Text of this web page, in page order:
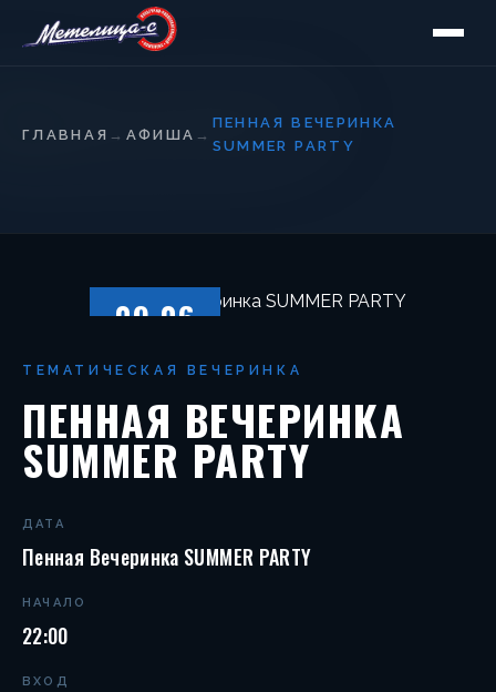
ГЛАВНАЯ → АФИША →
ПЕННАЯ ВЕЧЕРИНКА
SUMMER PARTY
09.06
ТЕМАТИЧЕСКАЯ ВЕЧЕРИНКА
ПЕННАЯ ВЕЧЕРИНКА
SUMMER PARTY
ДАТА
Пенная Вечеринка SUMMER PARTY
НАЧАЛО
22:00
ВХОД